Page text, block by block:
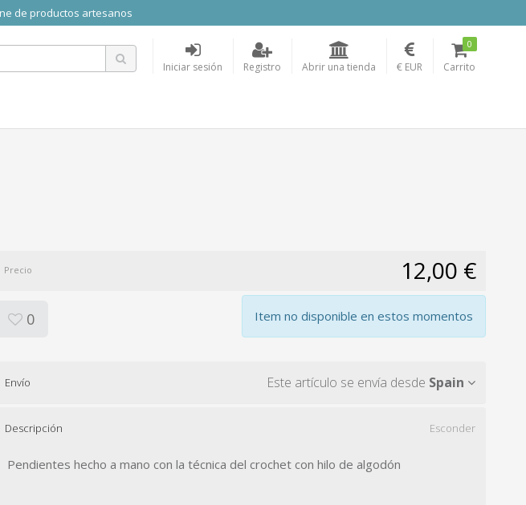
de productos artesanos
Iniciar sesión Registro Abrir una tienda € EUR Carrito
0
Precio 12,00 €
0 Item no disponible en estos momentos
Envío Este artículo se envía desde Spain
Descripción Esconder
Pendientes hecho a mano con la técnica del crochet con hilo de algodón